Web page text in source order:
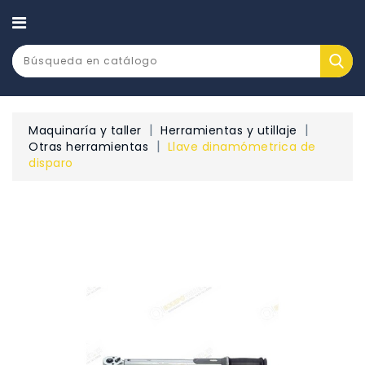
CATEGORÍA
Maquinaría y taller
Herramientas y utillaje
Otras herramientas
Llave dinamómetrica de
disparo